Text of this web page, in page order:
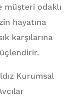
müşteri odaklı
hayatına
karşılarına
Kurumsal